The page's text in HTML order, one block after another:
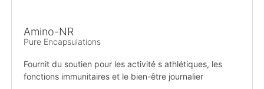
Amino-NR
Pure Encapsulations
Fournit du soutien pour les activité s athlétiques, les
fonctions immunitaires et le bien-être journalier